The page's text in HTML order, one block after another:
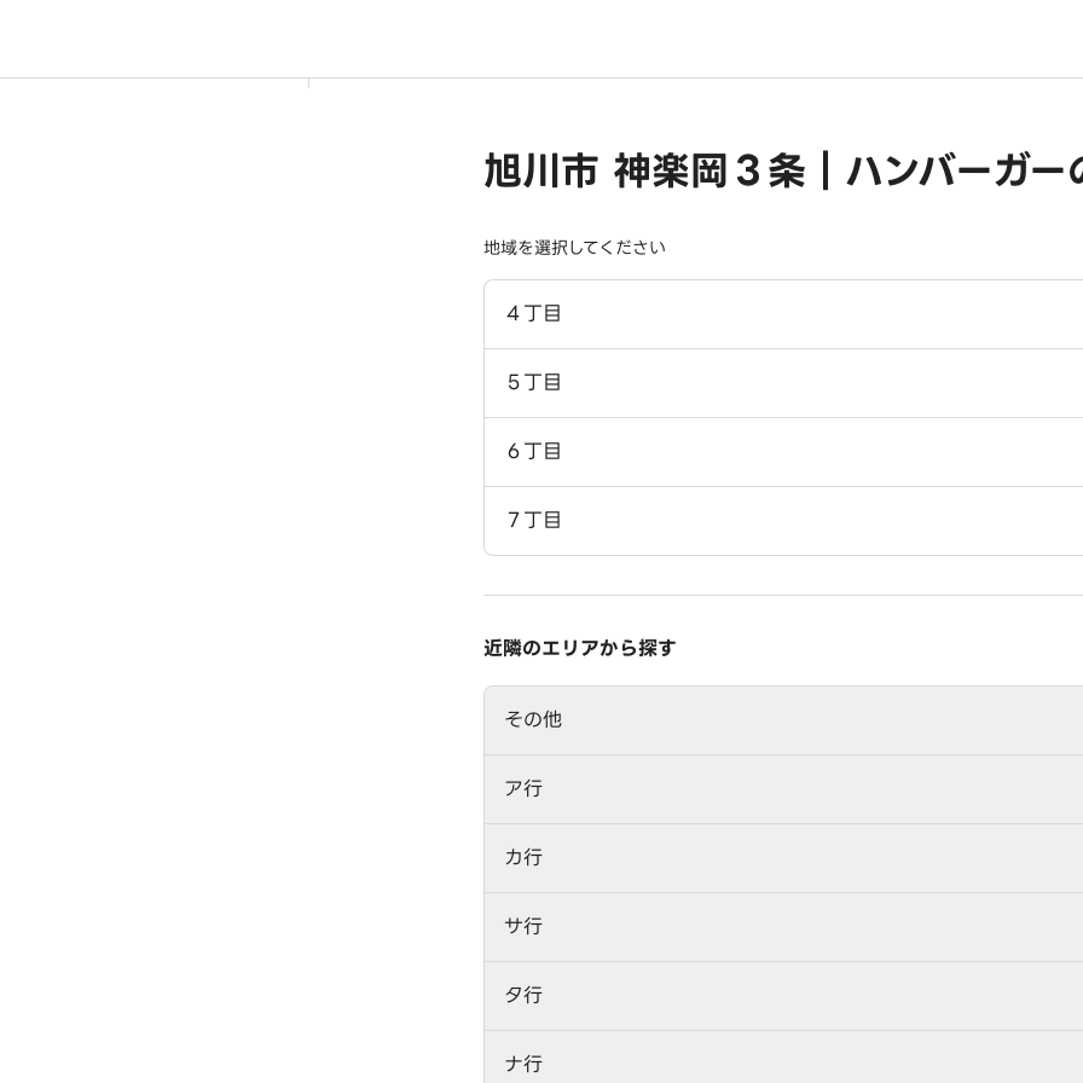
旭川市 神楽岡３条｜ハンバーガー
地域を選択してください
４丁目
５丁目
６丁目
７丁目
近隣のエリアから探す
その他
ア行
カ行
サ行
タ行
ナ行